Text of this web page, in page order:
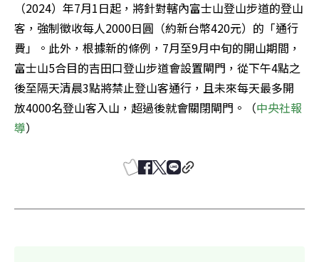
（2024）年7月1日起，將針對轄內富士山登山步道的登山
客，強制徵收每人2000日圓（約新台幣420元）的「通行
費」。此外，根據新的條例，7月至9月中旬的開山期間，
富士山5合目的吉田口登山步道會設置閘門，從下午4點之
後至隔天清晨3點將禁止登山客通行，且未來每天最多開
放4000名登山客入山，超過後就會關閉閘門。（中央社報
導）